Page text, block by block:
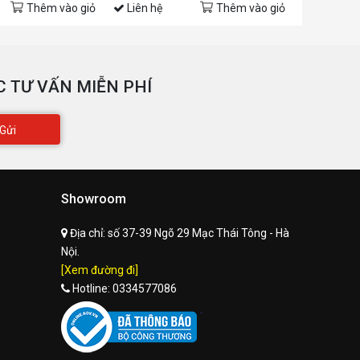
Thêm vào giỏ Liên hệ Thêm vào giỏ
TƯ VẤN MIỄN PHÍ
Gửi
Showroom
Địa chỉ: số 37-39 Ngõ 29 Mạc Thái Tông - Hà
Nội.
[Xem đường đi]
Hotline: 0334577086